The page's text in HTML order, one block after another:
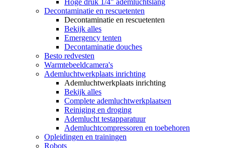
Hoge druk 1/4" ademluchtslang
Decontaminatie en rescuetenten
Decontaminatie en rescuetenten
Bekijk alles
Emergency tenten
Decontaminatie douches
Besto redvesten
Warmtebeeldcamera's
Ademluchtwerkplaats inrichting
Ademluchtwerkplaats inrichting
Bekijk alles
Complete ademluchtwerkplaatsen
Reiniging en droging
Ademlucht testapparatuur
Ademluchtcompressoren en toebehoren
Opleidingen en trainingen
Robots